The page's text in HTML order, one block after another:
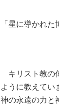
「星に導かれ
キリスト教の
ように教えてい
神の永遠の力と